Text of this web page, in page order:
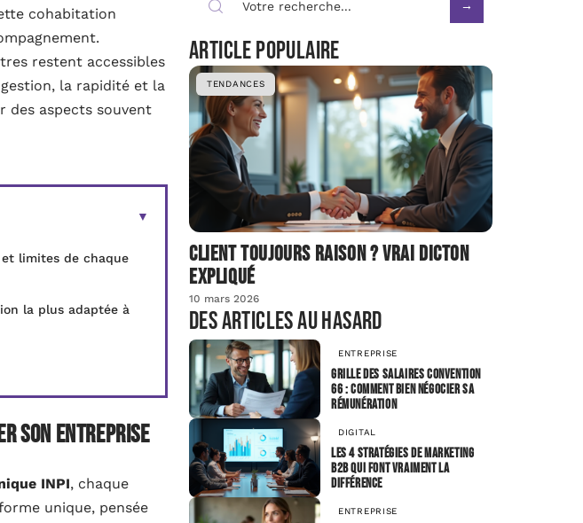
cohabitation
restent accessibles
la rapidité et la
des aspects souvent
et limites de chaque
la plus adaptée à
son entreprise
INPI, chaque
unique, pensée
Article populaire
TENDANCES
Client toujours raison ? Vrai dicton
expliqué
10 mars 2026
Des articles au hasard
ENTREPRISE
Grille des salaires convention
66 : comment bien négocier sa
rémunération
DIGITAL
Les 4 stratégies de marketing
B2B qui font vraiment la
différence
ENTREPRISE